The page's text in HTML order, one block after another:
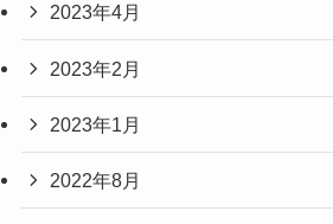
2023年4月
2023年2月
2023年1月
2022年8月